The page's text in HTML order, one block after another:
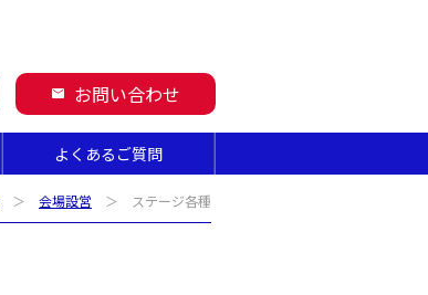
mail お問い合わせ
よくあるご質問
＞ 会場設営 ＞ ステージ各種